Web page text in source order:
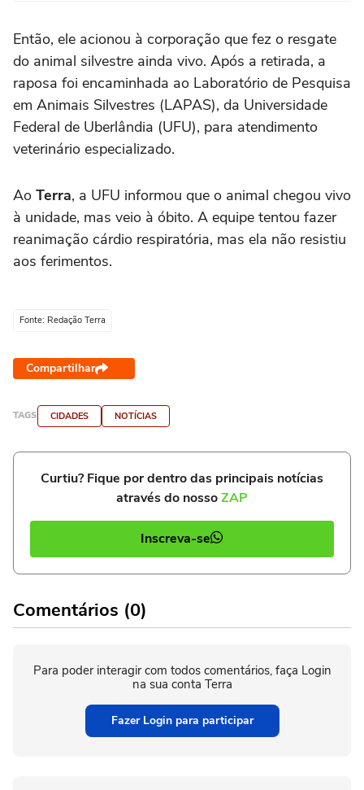
Então, ele acionou à corporação que fez o resgate
do animal silvestre ainda vivo. Após a retirada, a
raposa foi encaminhada ao Laboratório de Pesquisa
em Animais Silvestres (LAPAS), da Universidade
Federal de Uberlândia (UFU), para atendimento
veterinário especializado.
Ao Terra, a UFU informou que o animal chegou vivo
à unidade, mas veio à óbito. A equipe tentou fazer
reanimação cárdio respiratória, mas ela não resistiu
aos ferimentos.
Fonte: Redação Terra
Compartilhar
TAGS CIDADES NOTÍCIAS
Curtiu? Fique por dentro das principais notícias
através do nossoZAP
Inscreva-se
Comentários (0)
Para poder interagir com todos comentários, faça Login
na sua conta Terra
Fazer Login para participar